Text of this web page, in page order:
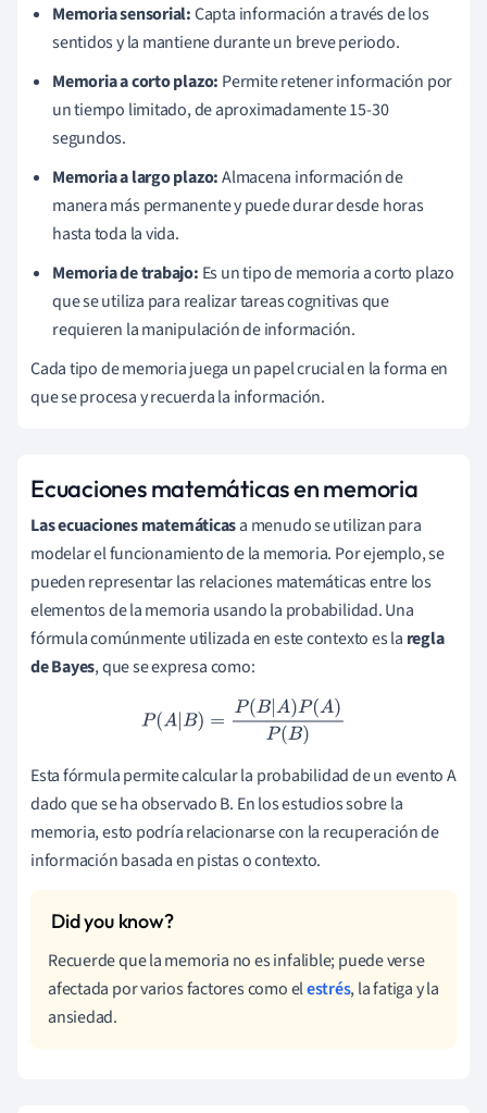
Memoria sensorial:Capta información a través de los
sentidos y la mantiene durante un breve periodo.
Memoria a corto plazo: Permite retener información por
un tiempo limitado, de aproximadamente 15-30
segundos.
Memoria a largo plazo:Almacena información de
manera más permanente y puede durar desde horas
hasta toda la vida.
Memoria de trabajo: Es un tipo de memoria a corto plazo
que se utiliza para realizar tareas cognitivas que
requieren la manipulación de información.
Cada tipo de memoria juega un papel crucial en la forma en
que se procesa y recuerda la información.
Ecuaciones matemáticas en memoria
Las ecuaciones matemáticasa menudo se utilizan para
modelar el funcionamiento de la memoria. Por ejemplo, se
pueden representar las relaciones matemáticas entre los
elementos de la memoria usando la probabilidad. Una
fórmula comúnmente utilizada en este contexto es la regla
de Bayes, que se expresa como:
P( A|B =P B|A)P(A)P(B)
Esta fórmula permite calcular la probabilidad de un evento A
dado que se ha observado B. En los estudios sobre la
memoria, esto podría relacionarse con la recuperación de
información basada en pistas o contexto.
Recuerde que la memoria no es infalible; puede verse
afectada por varios factores como elestrés, la fatiga y la
ansiedad.